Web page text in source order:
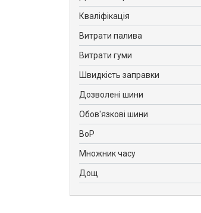
Кваліфікація
Витрати палива
Витрати гуми
Швидкість заправки
Дозволені шини
Обов'язкові шини
BoP
Множник часу
Дощ